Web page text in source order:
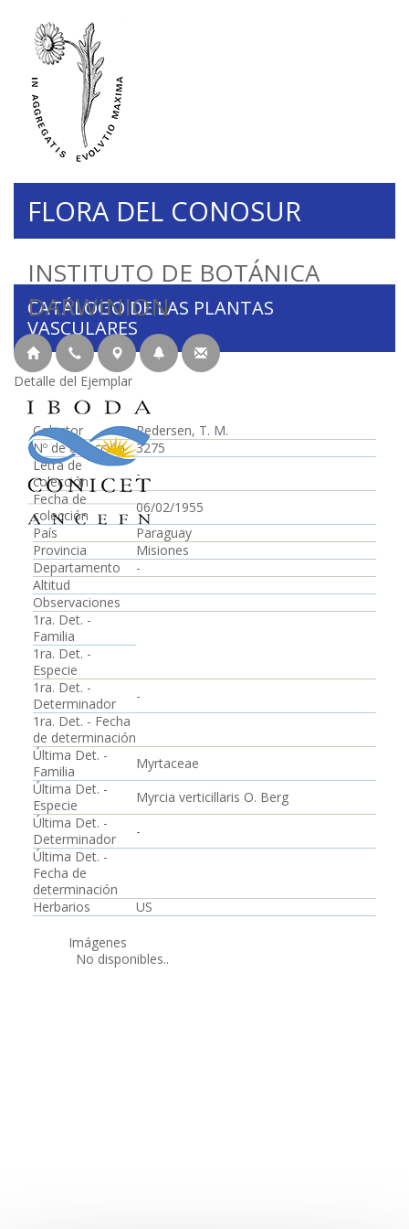
INSTITUTO DE BOTÁNICA
DARWINION
FLORA DEL CONOSUR
CATÁLOGO DE LAS PLANTAS
VASCULARES
Detalle del Ejemplar
Colector
Pedersen, T. M.
Nº de colección
3275
Letra de
colección
-
Fecha de
colección
06/02/1955
País
Paraguay
Provincia
Misiones
Departamento
-
Altitud
Observaciones
1ra. Det. -
Familia
1ra. Det. -
Especie
1ra. Det. -
Determinador
-
1ra. Det. - Fecha
de determinación
Última Det. -
Familia
Myrtaceae
Última Det. -
Especie
Myrcia verticillaris O. Berg
Última Det. -
Determinador
-
Última Det. -
Fecha de
determinación
Herbarios
US
Imágenes
No disponibles..